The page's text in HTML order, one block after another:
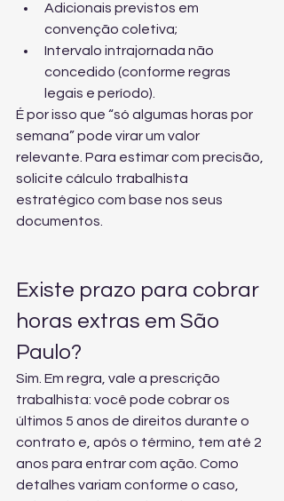
Adicionais previstos em
convenção coletiva;
Intervalo intrajornada não
concedido (conforme regras
legais e período).
É por isso que “só algumas horas por
semana” pode virar um valor
relevante. Para estimar com precisão,
solicite cálculo trabalhista
estratégico com base nos seus
documentos.
Existe prazo para cobrar
horas extras em São
Paulo?
Sim. Em regra, vale a prescrição
trabalhista: você pode cobrar os
últimos 5 anos de direitos durante o
contrato e, após o término, tem até 2
anos para entrar com ação. Como
detalhes variam conforme o caso,